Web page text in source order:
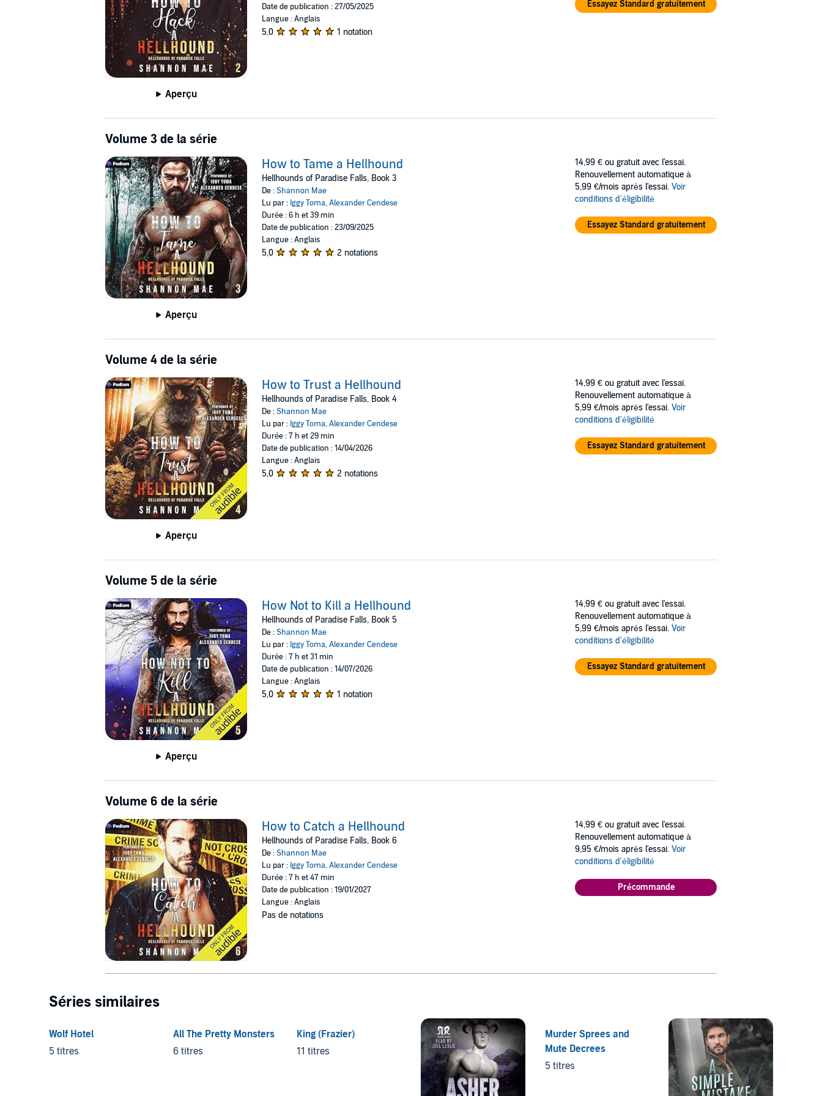
Aperçu
Date de publication : 27/05/2025
Langue : Anglais
5,0 1 notation
Essayez Standard gratuitement
Volume 3 de la série
Aperçu
How to Tame a Hellhound
Hellhounds of Paradise Falls, Book 3
De :Shannon Mae
Lu par : Iggy Toma,Alexander Cendese
Durée : 6 h et 39 min
Date de publication : 23/09/2025
Langue : Anglais
5,0 2 notations
14,99 € ou gratuit avec l'essai.
Renouvellement automatique à
5,99 €/mois après l'essai. Voir
conditions d'éligibilité
Essayez Standard gratuitement
Volume 4 de la série
Aperçu
How to Trust a Hellhound
Hellhounds of Paradise Falls, Book 4
De :Shannon Mae
Lu par : Iggy Toma,Alexander Cendese
Durée : 7 h et 29 min
Date de publication : 14/04/2026
Langue : Anglais
5,0 2 notations
14,99 € ou gratuit avec l'essai.
Renouvellement automatique à
5,99 €/mois après l'essai. Voir
conditions d'éligibilité
Essayez Standard gratuitement
Volume 5 de la série
Aperçu
How Not to Kill a Hellhound
Hellhounds of Paradise Falls, Book 5
De :Shannon Mae
Lu par : Iggy Toma,Alexander Cendese
Durée : 7 h et 31 min
Date de publication : 14/07/2026
Langue : Anglais
5,0 1 notation
14,99 € ou gratuit avec l'essai.
Renouvellement automatique à
5,99 €/mois après l'essai. Voir
conditions d'éligibilité
Essayez Standard gratuitement
Volume 6 de la série
How to Catch a Hellhound
Hellhounds of Paradise Falls, Book 6
De :Shannon Mae
Lu par : Iggy Toma,Alexander Cendese
Durée : 7 h et 47 min
Date de publication : 19/01/2027
Langue : Anglais
Pas de notations
14,99 € ou gratuit avec l'essai.
Renouvellement automatique à
9,95 €/mois après l'essai. Voir
conditions d'éligibilité
Précommande
Séries similaires
Wolf Hotel
5 titres
All The Pretty Monsters
6 titres
King (Frazier)
11 titres
Murder Sprees and
Mute Decrees
5 titres